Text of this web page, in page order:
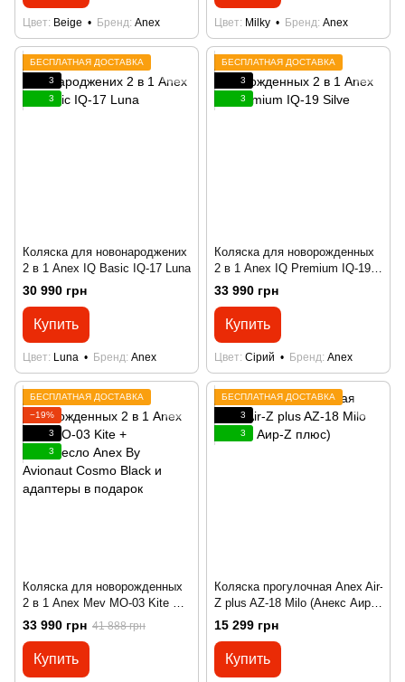
Цвет Beige Бренд Anex Цвет Milky Бренд Anex
БЕСПЛАТНАЯ ДОСТАВКА
3
3
Коляска для новонароджених
2 в 1 Anex IQ Basic IQ-17 Luna
30 990 грн
Купить
Цвет Luna Бренд Anex
БЕСПЛАТНАЯ ДОСТАВКА
3
3
Коляска для новорожденных
2 в 1 Anex IQ Premium IQ-19
Silve
33 990 грн
Купить
Цвет Сірий Бренд Anex
БЕСПЛАТНАЯ ДОСТАВКА
−19%
3
3
Коляска для новорожденных
2 в 1 Anex Mev МО-03 Kite +
автокресло Anex By Avionaut
Cosmo Black и адаптеры в
подарок
33 990 грн 41 888 грн
Купить
БЕСПЛАТНАЯ ДОСТАВКА
3
3
Коляска прогулочная Anex Air-
Z plus AZ-18 Milo (Анекс Аир-Z
плюс)
15 299 грн
Купить